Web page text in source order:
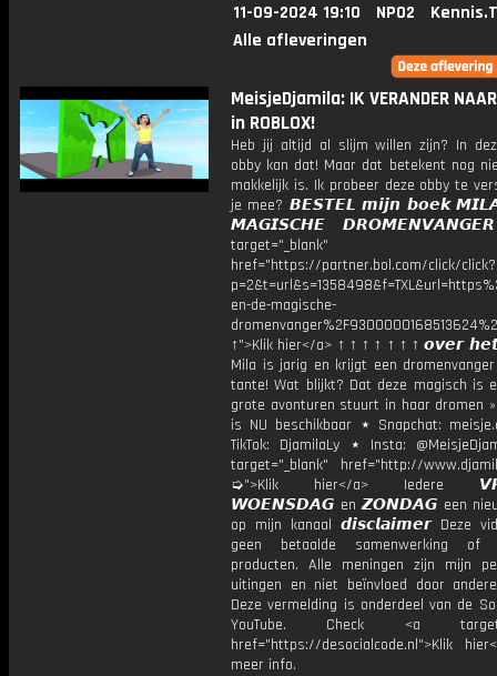
11-09-2024 19:10 NPO2
Alle afleveringen
MeisjeDjamila: IK VERANDER
in ROBLOX!
Heb jij altijd al slijm willen zijn? In
obby kan dat! Maar dat betekent nog
makkelijk is. Ik probeer deze obby te
je mee? 𝘽𝙀𝙎𝙏𝙀𝙇 𝙢𝙞𝙟𝙣 𝙗𝙤𝙚𝙠
𝙈𝘼𝙂𝙄𝙎𝘾𝙃𝙀
target="_blank"
href="https://partner.bol.com/click/click?
en-de-magische-
↑">Klik hier</a> ↑ ↑ ↑ ↑ ↑ ↑ ↑ 𝙤𝙫𝙚𝙧
Mila is jarig en krijgt een
tante! Wat blijkt? Dat deze magisch is
grote avonturen stuurt in haar dromen
is NU beschikbaar ⋆ Snapchat:
TikTok: DjamilaLy ⋆ Insta:
target="_blank" href="http://
➭">Klik hier</a> Iedere
𝙒𝙊𝙀𝙉𝙎𝘿𝘼𝙂 en 𝙕𝙊𝙉𝘿𝘼𝙂 een
op mijn kanaal 𝙙𝙞𝙨𝙘𝙡𝙖𝙞𝙢𝙚𝙧 Deze
geen betaalde samenwerking of
producten. Alle meningen zijn mijn
uitingen en niet beïnvloed door
Deze vermelding is onderdeel van de
YouTube. Check <a
href="https://desocialcode.nl">Klik
meer info.